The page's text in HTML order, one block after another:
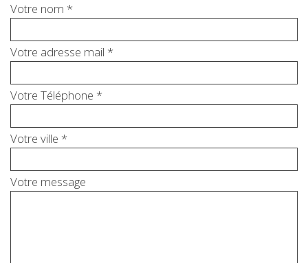
Votre nom *
Votre adresse mail *
Votre Téléphone *
Votre ville *
Votre message